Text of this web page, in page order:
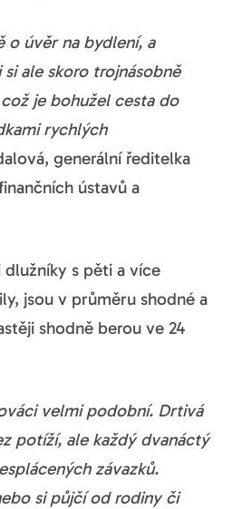
o úvěr na bydlení, a
ale skoro trojnásobně
je bohužel cesta do
rychlých
generální ředitelka
ústavů a
s pěti a více
jsou v průměru shodné a
shodně berou ve 24
velmi podobní. Drtivá
potíží, ale každý dvanáctý
závazků.
si půjčí od rodiny či